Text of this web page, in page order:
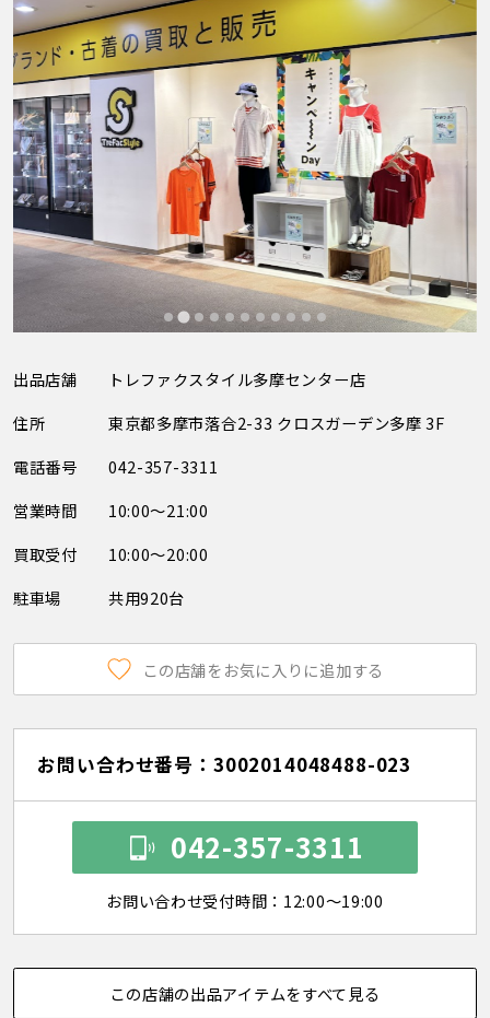
出品店舗
トレファクスタイル多摩センター店
住所
東京都多摩市落合2-33 クロスガーデン多摩 3F
電話番号
042-357-3311
営業時間
10:00～21:00
買取受付
10:00～20:00
駐車場
共用920台
この店舗をお気に入りに追加する
お問い合わせ番号：3002014048488-023
042-357-3311
お問い合わせ受付時間：12:00～19:00
この店舗の出品アイテムをすべて見る